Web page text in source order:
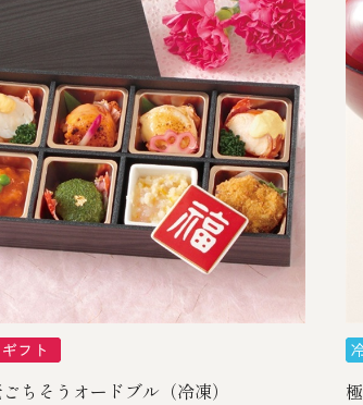
ちそうオードブル（冷凍）